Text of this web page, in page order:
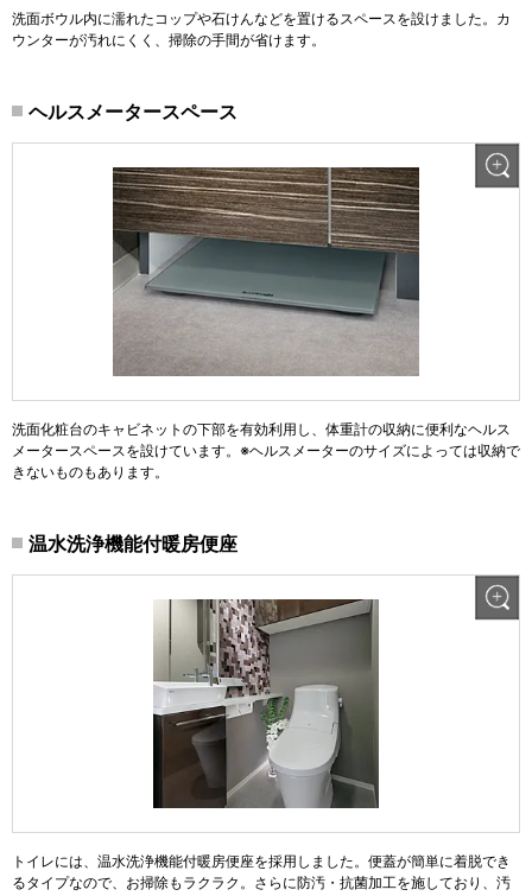
洗面ボウル内に濡れたコップや石けんなどを置けるスペースを設けました。カ
ウンターが汚れにくく、掃除の手間が省けます。
ヘルスメータースペース
洗面化粧台のキャビネットの下部を有効利用し、体重計の収納に便利なヘルス
メータースペースを設けています。※ヘルスメーターのサイズによっては収納で
きないものもあります。
温水洗浄機能付暖房便座
トイレには、温水洗浄機能付暖房便座を採用しました。便蓋が簡単に着脱でき
るタイプなので、お掃除もラクラク。さらに防汚・抗菌加工を施しており、汚